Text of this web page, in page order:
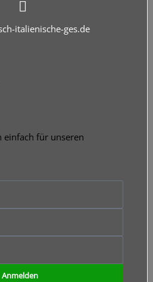
italienische-ges.de
einfach für unseren
Anmelden